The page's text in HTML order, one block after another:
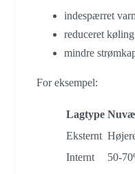
indespærret
reduceret køling
mindre
For eksempel:
Lagtype
Eksternt
Internt
50-